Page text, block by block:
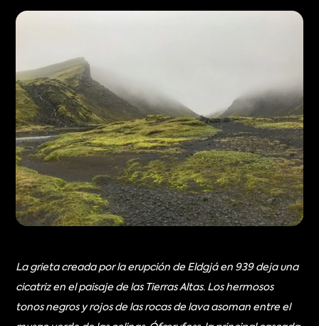
La grieta creada por la erupción de Eldgjá en 939 deja una
cicatriz en el paisaje de las Tierras Altas. Los hermosos
tonos negros y rojos de las rocas de lava asoman entre el